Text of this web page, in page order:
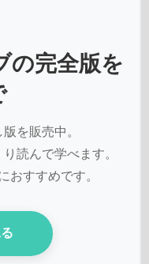
の完全版を
を販売中。
読んで学べます。
おすすめです。